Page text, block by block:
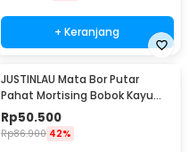
+ Keranjang
JUSTINLAU Mata Bor Putar
Pahat Mortising Bobok Kayu
HSS 16mm - FKB16
Rp50.500
Rp86.900 42%